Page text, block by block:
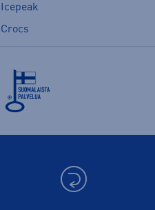
Icepeak
Crocs